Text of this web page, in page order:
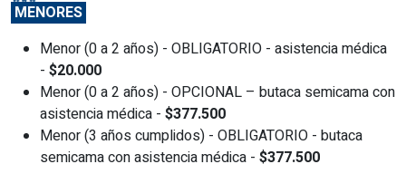
MENORES
Menor (0 a 2 años) - OBLIGATORIO - asistencia médica
- $20.000
Menor (0 a 2 años) - OPCIONAL – butaca semicama con
asistencia médica - $377.500
Menor (3 años cumplidos) - OBLIGATORIO - butaca
semicama con asistencia médica - $377.500